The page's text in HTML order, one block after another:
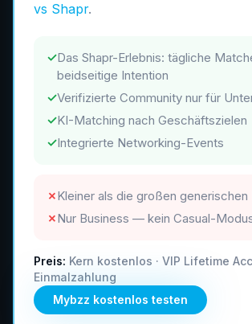
vs Shapr.
✓Das Shapr-Erlebnis: tägliche
beidseitige Intention
✓Verifizierte Community nur für
✓KI-Matching nach Geschäftszielen
✓Integrierte Networking-Events
✗Kleiner als die großen
✗Nur Business — kein Casual-
Preis: Kern kostenlos · VIP Lifetime
Einmalzahlung
Mybzz kostenlos testen